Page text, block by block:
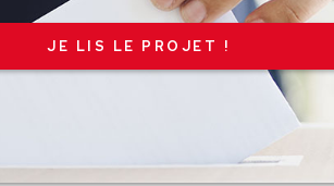
JE LIS LE PROJET !